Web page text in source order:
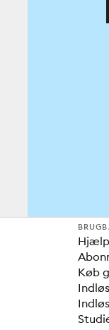
Køb